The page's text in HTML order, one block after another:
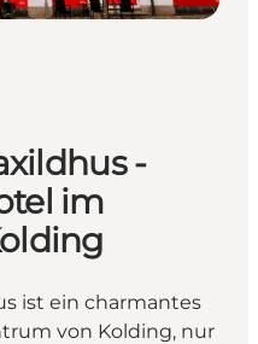
-
im
ist ein charmantes
von Kolding, nur